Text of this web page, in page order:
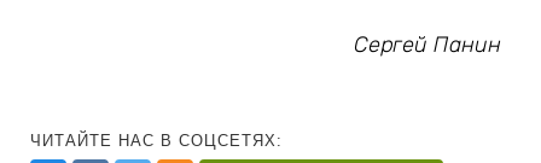
Сергей Панин
ЧИТАЙТЕ НАС В СОЦСЕТЯХ: